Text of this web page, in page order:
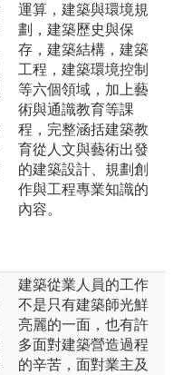
運算，建築與環境規
劃，建築歷史與保
存，建築結構，建築
工程，建築環境控制
等六個領域，加上藝
術與通識教育等課
程，完整涵括建築教
育從人文與藝術出發
的建築設計、規劃創
作與工程專業知識的
內容。
建築從業人員的工作
不是只有建築師光鮮
亮麗的一面，也有許
多面對建築營造過程
的辛苦，面對業主及